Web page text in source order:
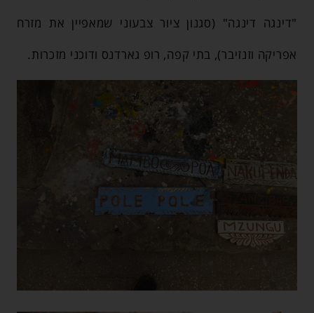
"דינגה דינגה" (סגנון ציור צבעוני שמאפיין את מזרח
אפריקה וזנזיבר), בתי קפה, רופ גארדנס ודוכני מזכרות.